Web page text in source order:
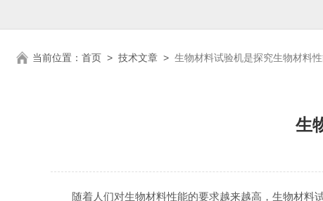
当前位置： 首页 > 技术文章 > 生物材料试验机是探究生物材料
生
随着人们对生物材料性能的要求越来越高，生物材料试